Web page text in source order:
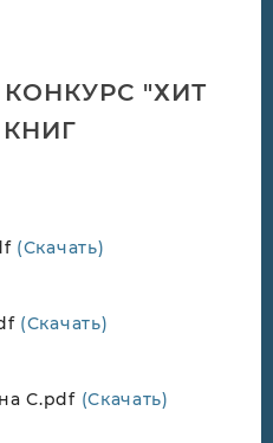
КОНКУРС "ХИТ
(Скачать)
(Скачать)
С.pdf (Скачать)